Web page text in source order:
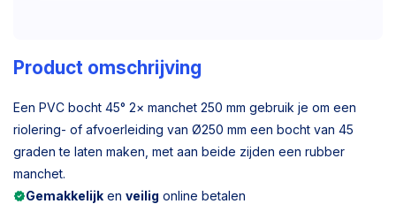
Product omschrijving
Een PVC bocht 45° 2× manchet 250 mm gebruik je om een
riolering- of afvoerleiding van Ø250 mm een bocht van 45
graden te laten maken, met aan beide zijden een rubber
manchet.
Gemakkelijk en veilig online betalen